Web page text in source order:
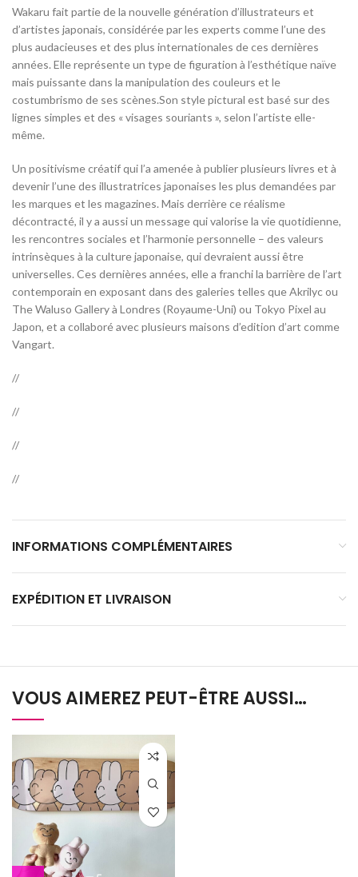
Wakaru fait partie de la nouvelle génération d’illustrateurs et
d’artistes japonais, considérée par les experts comme l’une des
plus audacieuses et des plus internationales de ces dernières
années. Elle représente un type de figuration à l’esthétique naïve
mais puissante dans la manipulation des couleurs et le
costumbrismo de ses scènes.Son style pictural est basé sur des
lignes simples et des « visages souriants », selon l’artiste elle-
même.
Un positivisme créatif qui l’a amenée à publier plusieurs livres et à
devenir l’une des illustratrices japonaises les plus demandées par
les marques et les magazines. Mais derrière ce réalisme
décontracté, il y a aussi un message qui valorise la vie quotidienne,
les rencontres sociales et l’harmonie personnelle – des valeurs
intrinsèques à la culture japonaise, qui devraient aussi être
universelles. Ces dernières années, elle a franchi la barrière de l’art
contemporain en exposant dans des galeries telles que Akrilyc ou
The Waluso Gallery à Londres (Royaume-Uni) ou Tokyo Pixel au
Japon, et a collaboré avec plusieurs maisons d’edition d’art comme
Vangart.
//
//
//
//
INFORMATIONS COMPLÉMENTAIRES
EXPÉDITION ET LIVRAISON
VOUS AIMEREZ PEUT-ÊTRE AUSSI…